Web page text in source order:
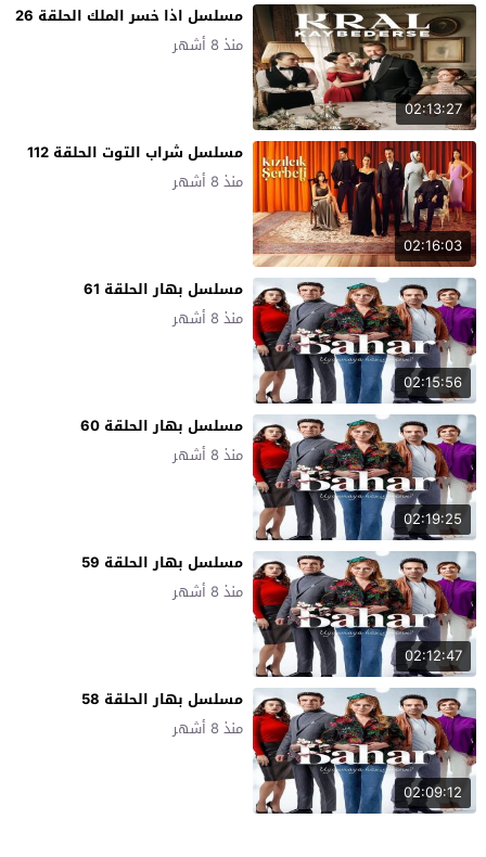
02:13:27
مسلسل اذا خسر الملك الحلقة 26
منذ 8 أشهر
02:16:03
مسلسل شراب التوت الحلقة 112
منذ 8 أشهر
02:15:56
مسلسل بهار الحلقة 61
منذ 8 أشهر
02:19:25
مسلسل بهار الحلقة 60
منذ 8 أشهر
02:12:47
مسلسل بهار الحلقة 59
منذ 8 أشهر
02:09:12
مسلسل بهار الحلقة 58
منذ 8 أشهر